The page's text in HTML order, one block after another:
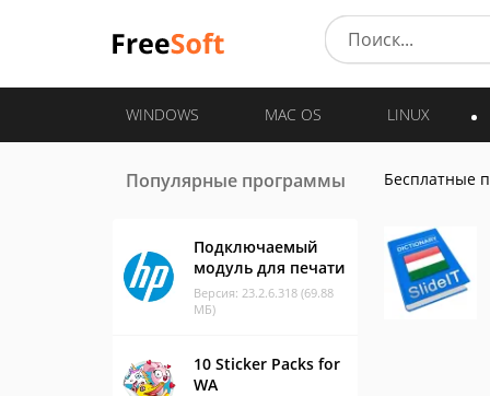
WINDOWS MAC OS LINUX
Популярные программы
Подключаемый
модуль для печати
Версия: 23.2.6.318 (69.88
МБ)
10 Sticker Packs for
WA
Бесплатные